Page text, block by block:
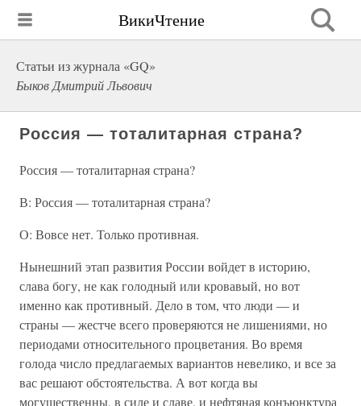
ВикиЧтение
Статьи из журнала «GQ»
Быков Дмитрий Львович
Россия — тоталитарная страна?
Россия — тоталитарная страна?
В: Россия — тоталитарная страна?
О: Вовсе нет. Только противная.
Нынешний этап развития России войдет в историю,
слава богу, не как голодный или кровавый, но вот
именно как противный. Дело в том, что люди — и
страны — жестче всего проверяются не лишениями, но
периодами относительного процветания. Во время
голода число предлагаемых вариантов невелико, и все за
вас решают обстоятельства. А вот когда вы
могущественны, в силе и славе, и нефтяная конъюнктура